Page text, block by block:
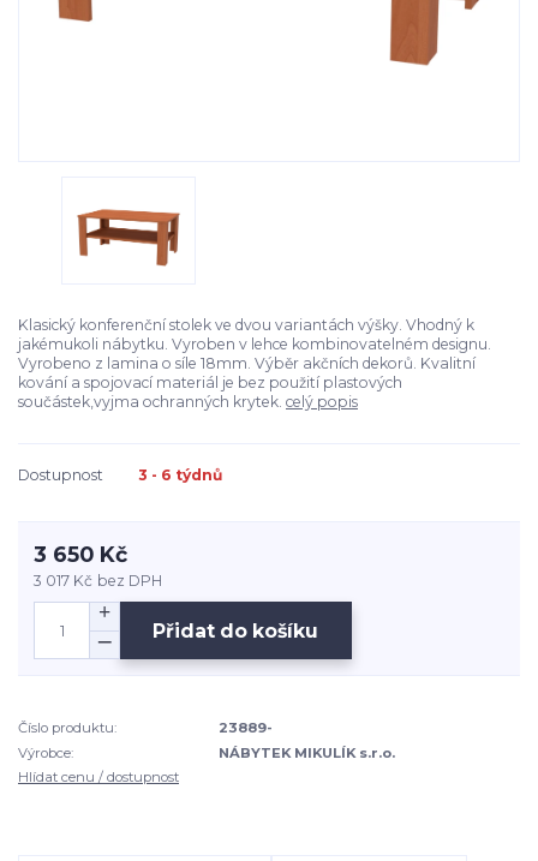
Klasický konferenční stolek ve dvou variantách výšky. Vhodný k
jakémukoli nábytku. Vyroben v lehce kombinovatelném designu.
Vyrobeno z lamina o síle 18mm. Výběr akčních dekorů. Kvalitní
kování a spojovací materiál je bez použití plastových
součástek,vyjma ochranných krytek. celý popis
Dostupnost 3 - 6 týdnů
3 650 Kč
3 017 Kč bez DPH
Přidat do košíku
Číslo produktu:
23889-
Výrobce:
NÁBYTEK MIKULÍK s.r.o.
Hlídat cenu / dostupnost